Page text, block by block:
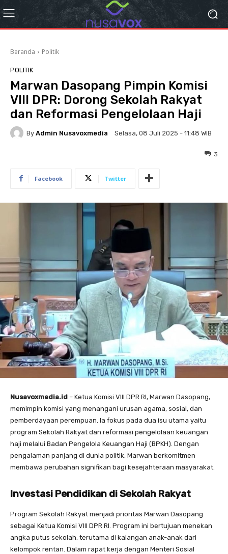
Beranda Politik
POLITIK
Marwan Dasopang Pimpin Komisi
VIII DPR: Dorong Sekolah Rakyat
dan Reformasi Pengelolaan Haji
By Admin Nusavoxmedia Selasa, 08 Juli 2025 - 11:48 WIB
3
Facebook Twitter
Nusavoxmedia.id – Ketua Komisi VIII DPR RI, Marwan Dasopang,
memimpin komisi yang menangani urusan agama, sosial, dan
pemberdayaan perempuan. Ia fokus pada dua isu utama yaitu
program Sekolah Rakyat dan reformasi pengelolaan keuangan
haji melalui Badan Pengelola Keuangan Haji (BPKH). Dengan
pengalaman panjang di dunia politik, Marwan berkomitmen
membawa perubahan signifikan bagi kesejahteraan masyarakat.
Investasi Pendidikan di Sekolah Rakyat
Program Sekolah Rakyat menjadi prioritas Marwan Dasopang
sebagai Ketua Komisi VIII DPR RI. Program ini bertujuan menekan
angka putus sekolah, terutama di kalangan anak-anak dari
kelompok rentan. Dalam rapat kerja dengan Menteri Sosial